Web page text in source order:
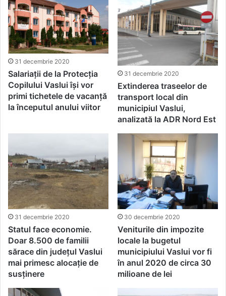
31 decembrie 2020
Salariații de la Protecția
Copilului Vaslui își vor
primi tichetele de vacanță
la începutul anului viitor
31 decembrie 2020
Extinderea traseelor de
transport local din
municipiul Vaslui,
analizată la ADR Nord Est
31 decembrie 2020
Statul face economie.
Doar 8.500 de familii
sărace din județul Vaslui
mai primesc alocație de
susținere
30 decembrie 2020
Veniturile din impozite
locale la bugetul
municipiului Vaslui vor fi
în anul 2020 de circa 30
milioane de lei